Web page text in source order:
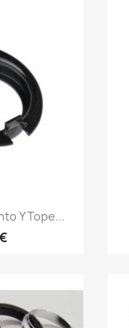
Y Tope...